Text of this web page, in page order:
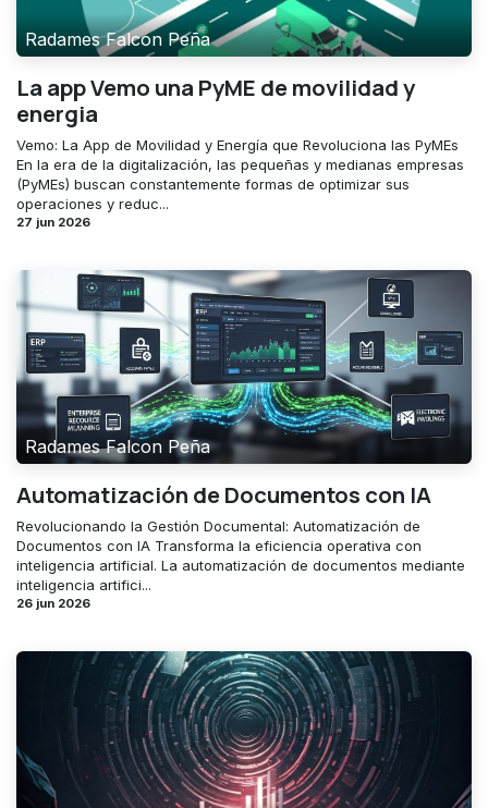
Radames Falcon Peña
La app Vemo una PyME de movilidad y
energia
Vemo: La App de Movilidad y Energía que Revoluciona las PyMEs
En la era de la digitalización, las pequeñas y medianas empresas
(PyMEs) buscan constantemente formas de optimizar sus
operaciones y reduc...
27 jun 2026
Radames Falcon Peña
Automatización de Documentos con IA
Revolucionando la Gestión Documental: Automatización de
Documentos con IA Transforma la eficiencia operativa con
inteligencia artificial. La automatización de documentos mediante
inteligencia artifici...
26 jun 2026